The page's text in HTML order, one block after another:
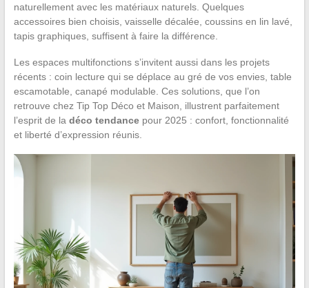
naturellement avec les matériaux naturels. Quelques
accessoires bien choisis, vaisselle décalée, coussins en lin lavé,
tapis graphiques, suffisent à faire la différence.
Les espaces multifonctions s’invitent aussi dans les projets
récents : coin lecture qui se déplace au gré de vos envies, table
escamotable, canapé modulable. Ces solutions, que l’on
retrouve chez Tip Top Déco et Maison, illustrent parfaitement
l’esprit de la déco tendancepour 2025 : confort, fonctionnalité
et liberté d’expression réunis.